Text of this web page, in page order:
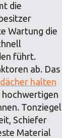
die
Wartung die
führt.
ab. Das
halten
hochwertigen
Tonziegel
Schiefer
Material